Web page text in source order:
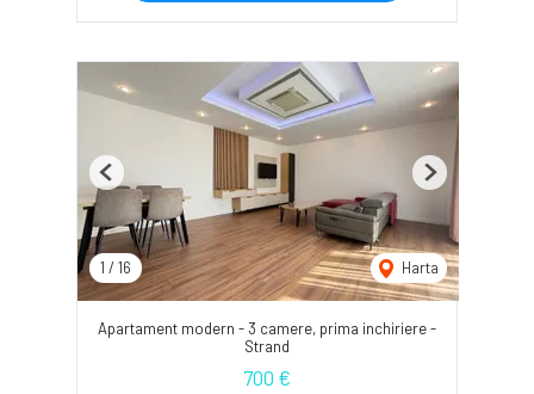
1 / 16 Harta
Previous Next
Apartament modern - 3 camere, prima inchiriere -
Strand
700 €